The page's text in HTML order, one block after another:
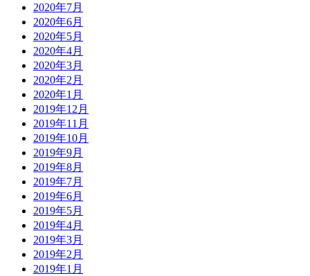
2020年7月
2020年6月
2020年5月
2020年4月
2020年3月
2020年2月
2020年1月
2019年12月
2019年11月
2019年10月
2019年9月
2019年8月
2019年7月
2019年6月
2019年5月
2019年4月
2019年3月
2019年2月
2019年1月